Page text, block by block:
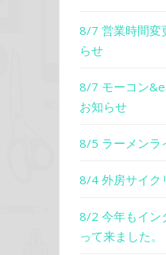
8/7 営業時間変
らせ
8/7 モーコン
お知らせ
8/5 ラーメンラ
8/4 外房サイク
8/2 今年もイン
って来ました。